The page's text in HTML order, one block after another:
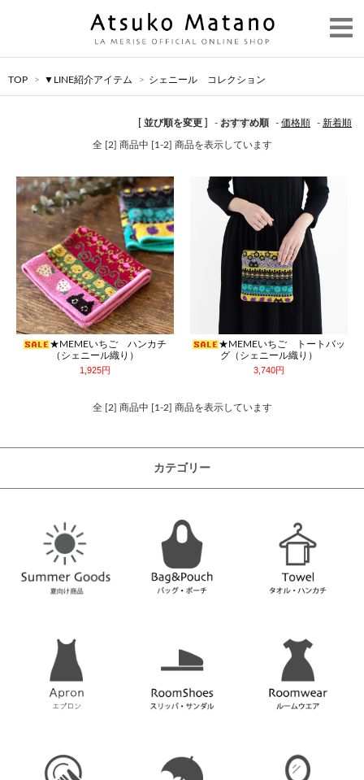
TOP > ▼LINE紹介アイテム > シェニール コレクション
[ 並び順を変更 ] - おすすめ順 - 価格順 - 新着順
全 [2] 商品中 [1-2] 商品を表示しています
★MEMEいちご ハンカチ
（シェニール織り）
1,925円
★MEMEいちご トートバッ
グ（シェニール織り）
3,740円
全 [2] 商品中 [1-2] 商品を表示しています
カテゴリー